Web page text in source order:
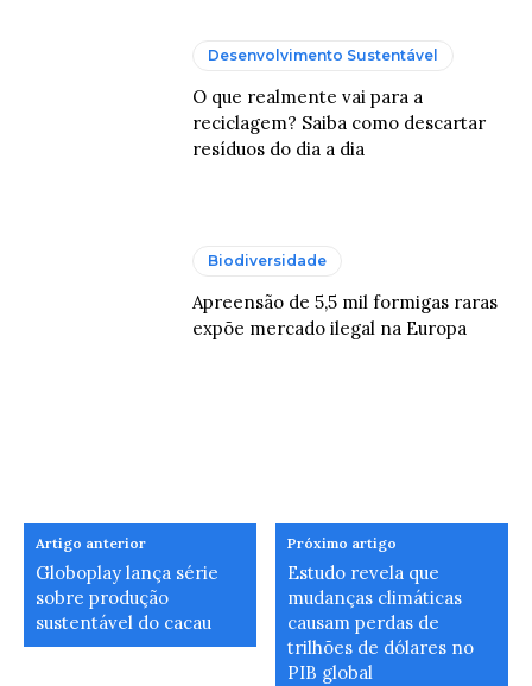
Desenvolvimento Sustentável
O que realmente vai para a
reciclagem? Saiba como descartar
resíduos do dia a dia
Biodiversidade
Apreensão de 5,5 mil formigas raras
expõe mercado ilegal na Europa
Artigo anterior
Globoplay lança série
sobre produção
sustentável do cacau
Próximo artigo
Estudo revela que
mudanças climáticas
causam perdas de
trilhões de dólares no
PIB global